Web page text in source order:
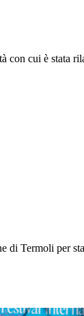
con cui è stata
di Termoli per